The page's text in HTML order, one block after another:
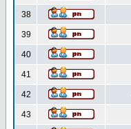
38
39
40
41
42
43